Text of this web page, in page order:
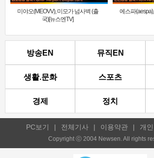
미야오(MEOVV), 미모가 넘사벽 (출
국)[뉴스엔TV]
에스파
방송EN 뮤직EN
생활.문화 스포츠
경제 정치
PC보기 | 전체기사 | 이용약관 | 개
Copyright ⓒ 2004 Newsen. All rights